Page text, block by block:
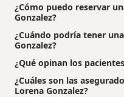
¿Cómo puedo reservar
Gonzalez?
¿Cuándo podría tener
Gonzalez?
¿Qué opinan los
¿Cuáles son las
Lorena Gonzalez?